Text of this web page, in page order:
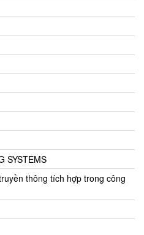
SYSTEMS
thông tích hợp trong công